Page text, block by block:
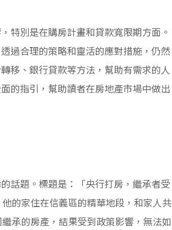
特別是在購房計畫和貸款寬限期方面。
過合理的策略和靈活的應對措施，仍然
移、銀行貸款等方法，幫助有需求的人
的指引，幫助讀者在房地產市場中做出
話題。標題是：「央行打房，繼承者受
的家住在信義區的精華地段，和家人共
承的房產，結果受到政策影響，無法如